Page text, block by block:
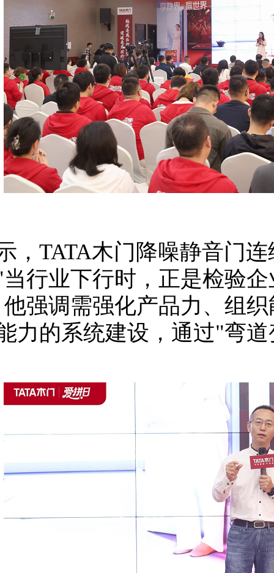
，TATA木门降噪静音门
行业下行时，正是检验
强调需强化产品力、组
力的系统建设，通过"弯